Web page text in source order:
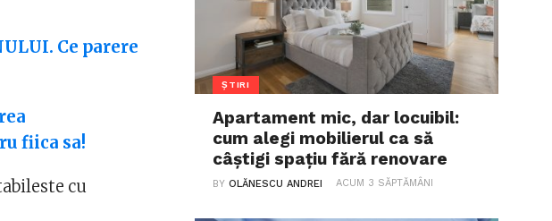
Ce parere
fiica sa!
cu
ȘTIRI
Apartament mic, dar locuibil:
cum alegi mobilierul ca să
câștigi spațiu fără renovare
BYOLĂNESCU ANDREI ACUM 3 SĂPTĂMÂNI